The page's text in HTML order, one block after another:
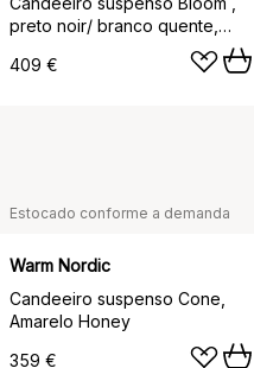
preto noir/ branco quente,
409 €
Estocado conforme a demanda
Warm Nordic
Candeeiro suspenso Cone,
Amarelo Honey
359 €